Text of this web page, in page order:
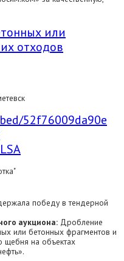
или
отходов
52f76009da90e
победу в тендерной
аукциона: Дробление
или бетонных фрагментов и
щебня на объектах